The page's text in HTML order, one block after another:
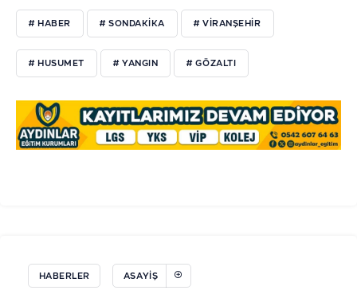
# HABER # SONDAKİKA # VİRANŞEHİR
# HUSUMET # YANGIN # GÖZALTI
HABERLER ASAYIŞ